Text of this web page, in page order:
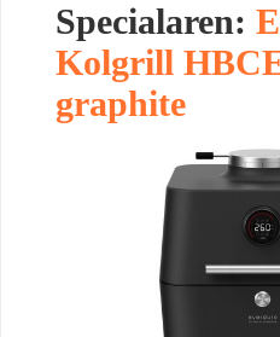
Specialaren:
Kolgrill
graphite